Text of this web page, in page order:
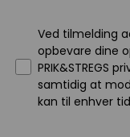
Ved tilmelding
opbevare dine
PRIK&STREGS
samtidig at
kan til enhver